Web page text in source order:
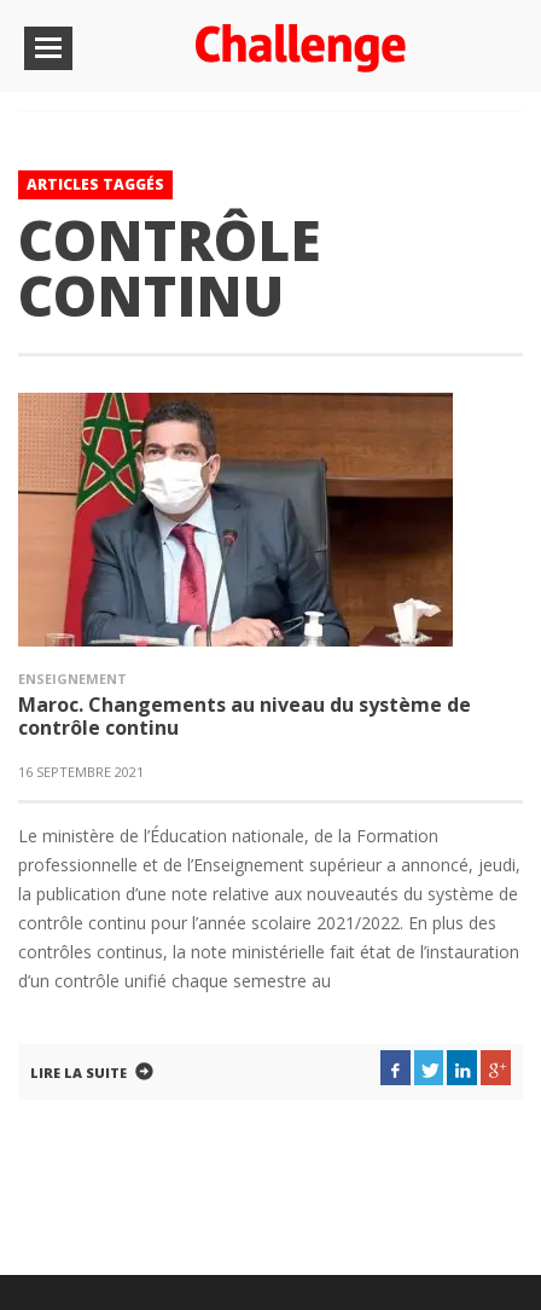
ARTICLES TAGGÉS
CONTRÔLE
CONTINU
ENSEIGNEMENT
Maroc. Changements au niveau du système de
contrôle continu
16 SEPTEMBRE 2021
Le ministère de l’Éducation nationale, de la Formation
professionnelle et de l’Enseignement supérieur a annoncé, jeudi,
la publication d’une note relative aux nouveautés du système de
contrôle continu pour l’année scolaire 2021/2022. En plus des
contrôles continus, la note ministérielle fait état de l’instauration
d’un contrôle unifié chaque semestre au
LIRE LA SUITE